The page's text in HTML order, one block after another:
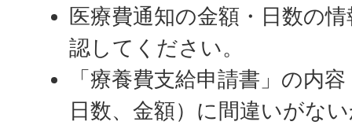
医療費通知の金額・日数の
認してください。
「療養費支給申請書」の内
日数、金額）に間違いがな